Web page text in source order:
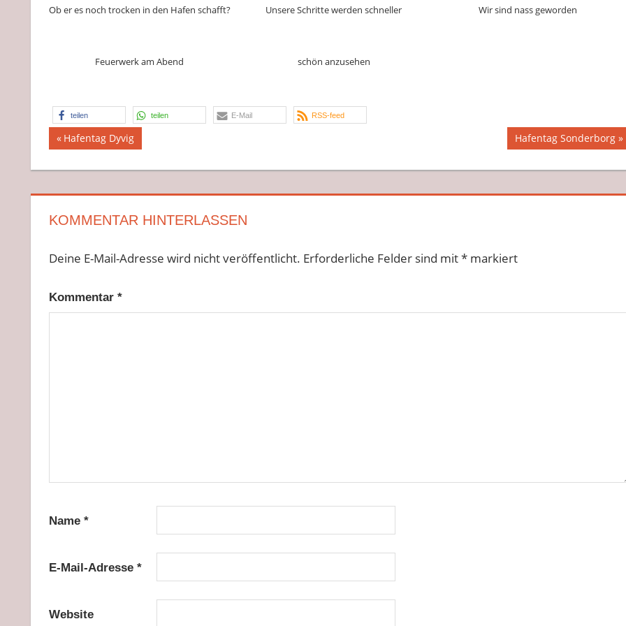
Ob er es noch trocken in den Hafen schafft? Unsere Schritte werden schneller Wir sind nass geworden
Feuerwerk am Abend schön anzusehen
teilen teilen E-Mail RSS-feed
Beitragsnavigation
Vorheriger
Beitrag:
Hafentag Dyvig
Nächster
Beitrag:
Hafentag Sonderborg
KOMMENTAR HINTERLASSEN
Deine E-Mail-Adresse wird nicht veröffentlicht. Erforderliche Felder sind mit*markiert
Kommentar *
Name *
E-Mail-Adresse *
Website